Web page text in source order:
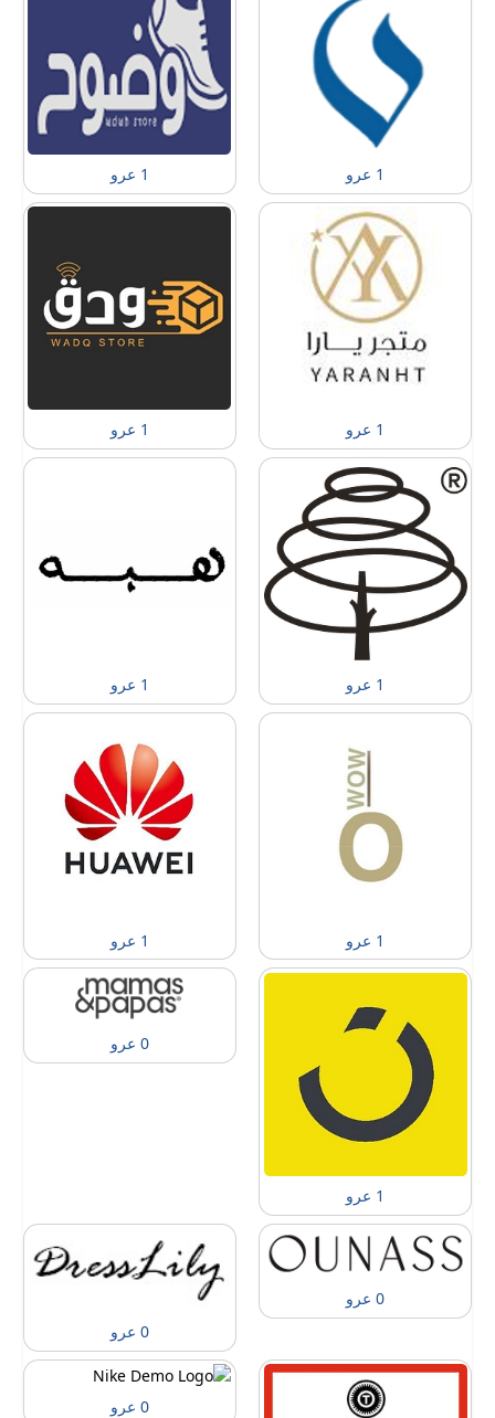
1 عرو 1 عرو
1 عرو 1 عرو
1 عرو 1 عرو
1 عرو 1 عرو
1 عرو
0 عرو
0 عرو
0 عرو
0 عرو